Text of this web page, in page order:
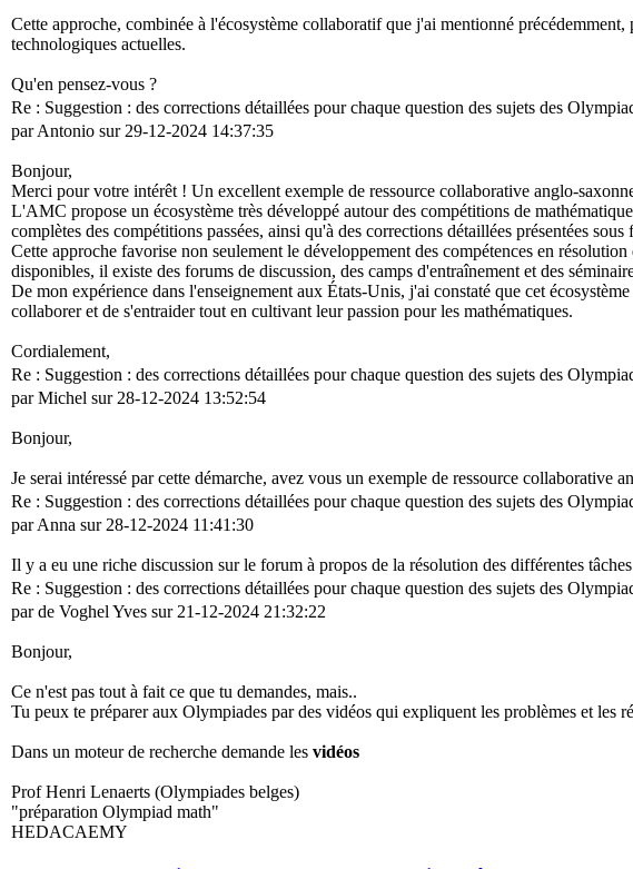
Cette approche, combinée à l'écosystème collaboratif que j'ai mentionné
technologiques actuelles.
Qu'en pensez-vous ?
Re : Suggestion : des corrections détaillées pour chaque question des sujets des
par Antonio sur 29-12-2024 14:37:35
Bonjour,
Merci pour votre intérêt ! Un excellent exemple de ressource collaborative anglo-
L'AMC propose un écosystème très développé autour des compétitions de
complètes des compétitions passées, ainsi qu'à des corrections détaillées présentées
Cette approche favorise non seulement le développement des compétences en
disponibles, il existe des forums de discussion, des camps d'entraînement et des
De mon expérience dans l'enseignement aux États-Unis, j'ai constaté que cet
collaborer et de s'entraider tout en cultivant leur passion pour les mathématiques.
Cordialement,
Re : Suggestion : des corrections détaillées pour chaque question des sujets des
par Michel sur 28-12-2024 13:52:54
Bonjour,
Je serai intéressé par cette démarche, avez vous un exemple de ressource collaborative
Re : Suggestion : des corrections détaillées pour chaque question des sujets des
par Anna sur 28-12-2024 11:41:30
Il y a eu une riche discussion sur le forum à propos de la résolution des différentes
Re : Suggestion : des corrections détaillées pour chaque question des sujets des
par de Voghel Yves sur 21-12-2024 21:32:22
Bonjour,
Ce n'est pas tout à fait ce que tu demandes, mais..
Tu peux te préparer aux Olympiades par des vidéos qui expliquent les problèmes et les
Dans un moteur de recherche demande les vidéos
Prof Henri Lenaerts (Olympiades belges)
"préparation Olympiad math"
HEDACAEMY